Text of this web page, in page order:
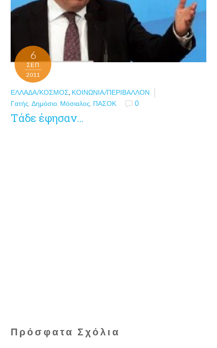
6
ΣΕΠ
2011
ΕΛΛΆΔΑ/ΚΌΣΜΟΣ, ΚΟΙΝΩΝΊΑ/ΠΕΡΙΒΆΛΛΟΝ
Γατής,Δημόσιο, Μόσιαλος, ΠΑΣΟΚ 0
Tάδε έφησαν…
Πρόσφατα Σχόλια